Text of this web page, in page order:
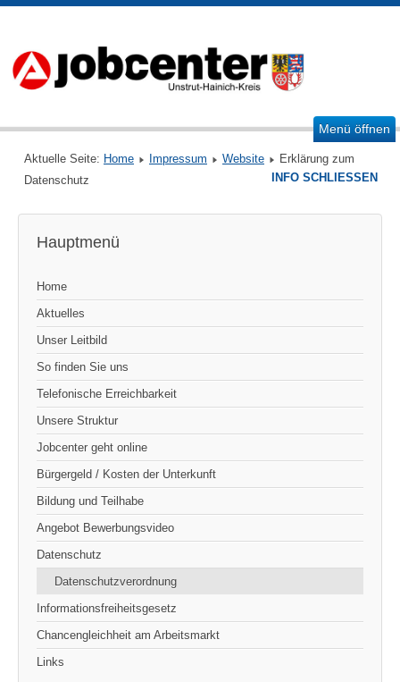
Menü öffnen
Aktuelle Seite: Home Impressum Website
Erklärung zum
Datenschutz
Hauptmenü
Home
Aktuelles
Unser Leitbild
So finden Sie uns
Telefonische Erreichbarkeit
Unsere Struktur
Jobcenter geht online
Bürgergeld / Kosten der Unterkunft
Bildung und Teilhabe
Angebot Bewerbungsvideo
Datenschutz
Datenschutzverordnung
Informationsfreiheitsgesetz
Chancengleichheit am Arbeitsmarkt
Links
INFO SCHLIESSEN